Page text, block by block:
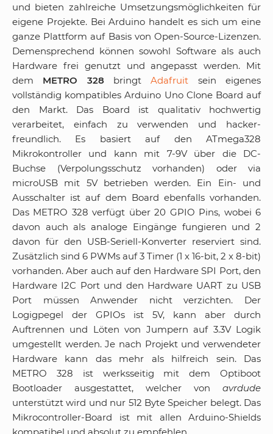
und bieten zahlreiche Umsetzungsmöglichkeiten für
eigene Projekte. Bei Arduino handelt es sich um eine
ganze Plattform auf Basis von Open-Source-Lizenzen.
Demensprechend können sowohl Software als auch
Hardware frei genutzt und angepasst werden. Mit
dem METRO 328bringtAdafruit sein eigenes
vollständig kompatibles Arduino Uno Clone Board auf
den Markt. Das Board ist qualitativ hochwertig
verarbeitet, einfach zu verwenden und hacker-
freundlich. Es basiert auf den ATmega328
Mikrokontroller und kann mit 7-9V über die DC-
Buchse (Verpolungsschutz vorhanden) oder via
microUSB mit 5V betrieben werden. Ein Ein- und
Ausschalter ist auf dem Board ebenfalls vorhanden.
Das METRO 328 verfügt über 20 GPIO Pins, wobei 6
davon auch als analoge Eingänge fungieren und 2
davon für den USB-Seriell-Konverter reserviert sind.
Zusätzlich sind 6 PWMs auf 3 Timer (1 x 16-bit, 2 x 8-bit)
vorhanden. Aber auch auf den Hardware SPI Port, den
Hardware I2C Port und den Hardware UART zu USB
Port müssen Anwender nicht verzichten. Der
Logigpegel der GPIOs ist 5V, kann aber durch
Auftrennen und Löten von Jumpern auf 3.3V Logik
umgestellt werden. Je nach Projekt und verwendeter
Hardware kann das mehr als hilfreich sein. Das
METRO 328 ist werksseitig mit dem Optiboot
Bootloader ausgestattet, welcher von avrdude
unterstützt wird und nur 512 Byte Speicher belegt. Das
Mikrocontroller-Board ist mit allen Arduino-Shields
kompatibel und absolut zu empfehlen.